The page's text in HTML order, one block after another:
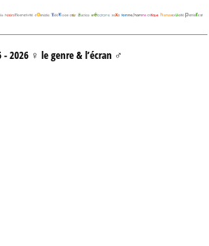
- 2026 ♀ le genre & l’écran ♂